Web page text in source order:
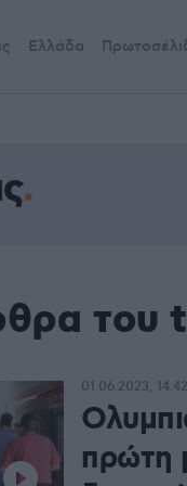
Ελλάδα
του
πρώτη
01.06.2023, 14:42